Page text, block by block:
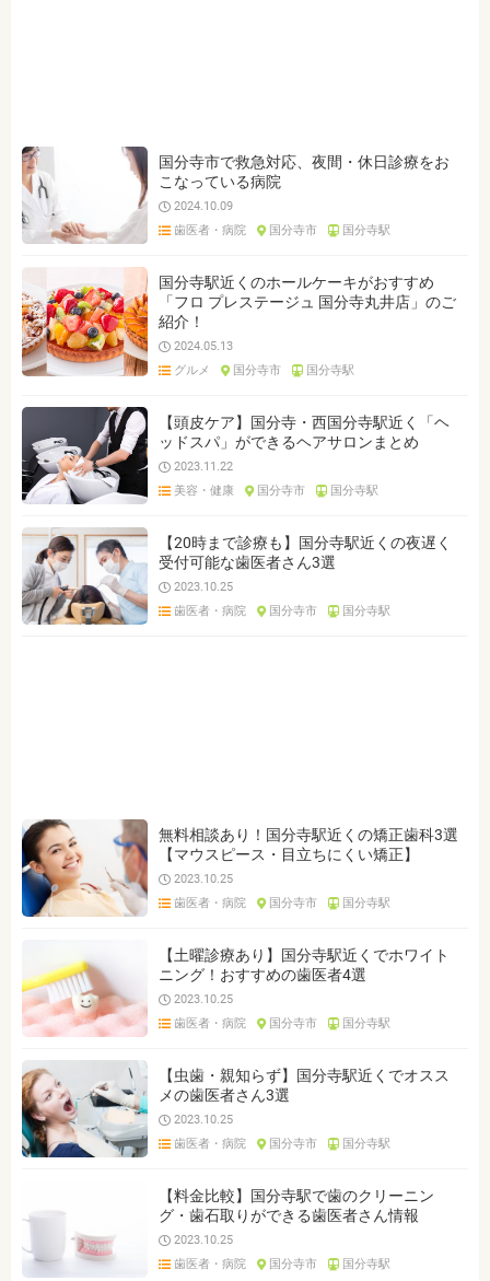
国分寺市で救急対応、夜間・休日診療をお
こなっている病院
2024.10.09
歯医者・病院
国分寺市 国分寺駅
国分寺駅近くのホールケーキがおすすめ
「フロ プレステージュ 国分寺丸井店」のご
紹介！
2024.05.13
グルメ
国分寺市 国分寺駅
【頭皮ケア】国分寺・西国分寺駅近く「ヘ
ッドスパ」ができるヘアサロンまとめ
2023.11.22
美容・健康
国分寺市 国分寺駅
【20時まで診療も】国分寺駅近くの夜遅く
受付可能な歯医者さん3選
2023.10.25
歯医者・病院
国分寺市 国分寺駅
無料相談あり！国分寺駅近くの矯正歯科3選
【マウスピース・目立ちにくい矯正】
2023.10.25
歯医者・病院
国分寺市 国分寺駅
【土曜診療あり】国分寺駅近くでホワイト
ニング！おすすめの歯医者4選
2023.10.25
歯医者・病院
国分寺市 国分寺駅
【虫歯・親知らず】国分寺駅近くでオスス
メの歯医者さん3選
2023.10.25
歯医者・病院
国分寺市 国分寺駅
【料金比較】国分寺駅で歯のクリーニン
グ・歯石取りができる歯医者さん情報
2023.10.25
歯医者・病院
国分寺市 国分寺駅